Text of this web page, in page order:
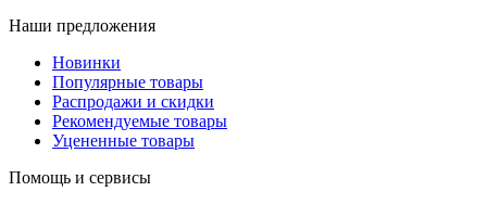
Наши предложения
Новинки
Популярные товары
Распродажи и скидки
Рекомендуемые товары
Уцененные товары
Помощь и сервисы